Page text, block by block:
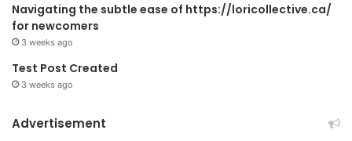
Navigating the subtle ease of https://loricollective.ca/
for newcomers
3 weeks ago
Test Post Created
3 weeks ago
Advertisement